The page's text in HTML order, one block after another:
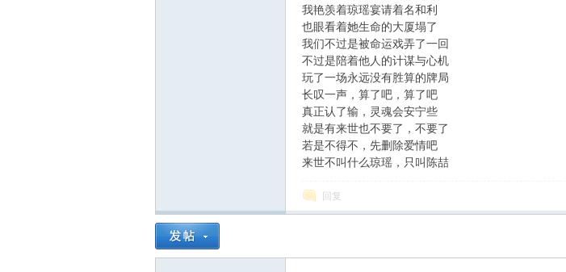
我艳羡着琼瑶宴请着名和利
也眼看着她生命的大厦塌了
我们不过是被命运戏弄了一回
不过是陪着他人的计谋与心机
玩了一场永远没有胜算的牌局
长叹一声，算了吧，算了吧
真正认了输，灵魂会安宁些
就是有来世也不要了，不要了
若是不得不，先删除爱情吧
来世不叫什么琼瑶，只叫陈喆
回复